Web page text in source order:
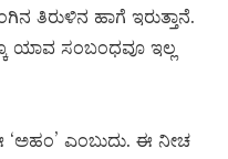
ತಿರುಳಿನ ಹಾಗೆ ಇರುತ್ತಾನೆ.
ಯಾವ ಸಂಬಂಧವೂ ಇಲ್ಲ
ಎಂಬುದು. ಈ ನೀಚ